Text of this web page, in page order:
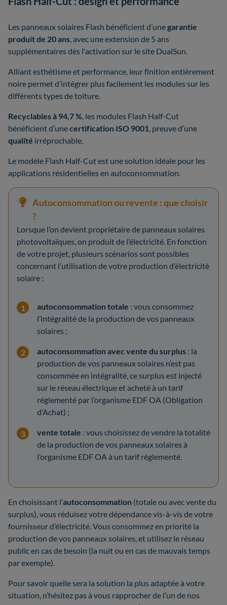
Les panneaux solaires Flash bénéficient d’unegarantie
produit de 20 ans , avec une extension de 5 ans
supplémentaires dès l'activation sur le site DualSun.
Alliant esthétisme et performance, leur finition entièrement
noire permet d’intégrer plus facilement les modules sur les
différents types de toiture.
Recyclables à 94,7 % , les modules Flash Half-Cut
bénéficient d’unecertification ISO 9001 , preuve d’une
qualité irréprochable.
Le modèle Flash Half-Cut est une solution idéale pour les
applications résidentielles en autoconsommation.
Autoconsommation ou revente : que choisir
?
Lorsque l’on devient propriétaire de panneaux solaires
photovoltaïques, on produit de l’électricité. En fonction
de votre projet, plusieurs scénarios sont possibles
concernant l’utilisation de votre production d’électricité
solaire :
autoconsommation totale : vous consommez
l’intégralité de la production de vos panneaux
solaires ;
autoconsommation avec vente du surplus : la
production de vos panneaux solaires n’est pas
consommée en intégralité, ce surplus est injecté
sur le réseau électrique et acheté à un tarif
réglementé par l’organisme EDF OA (Obligation
d’Achat) ;
vente totale : vous choisissez de vendre la totalité
de la production de vos panneaux solaires à
l’organisme EDF OA à un tarif réglementé.
En choisissant l’autoconsommation (totale ou avec vente du
surplus), vous réduisez votre dépendance vis-à-vis de votre
fournisseur d’électricité. Vous consommez en priorité la
production de vos panneaux solaires, et utilisez le réseau
public en cas de besoin (la nuit ou en cas de mauvais temps
par exemple).
Pour savoir quelle sera la solution la plus adaptée à votre
situation, n’hésitez pas à vous rapprocher de l’un de nos